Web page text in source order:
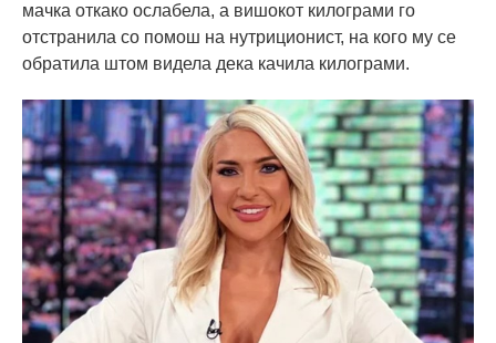
мачка откако ослабела, а вишокот килограми го
отстранила со помош на нутриционист, на кого му се
обратила штом видела дека качила килограми.